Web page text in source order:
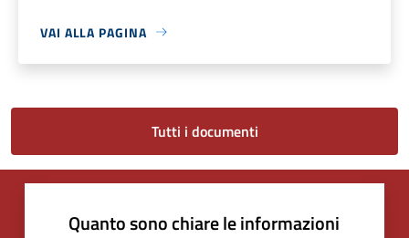
VAI ALLA PAGINA
Tutti i documenti
Quanto sono chiare le informazioni